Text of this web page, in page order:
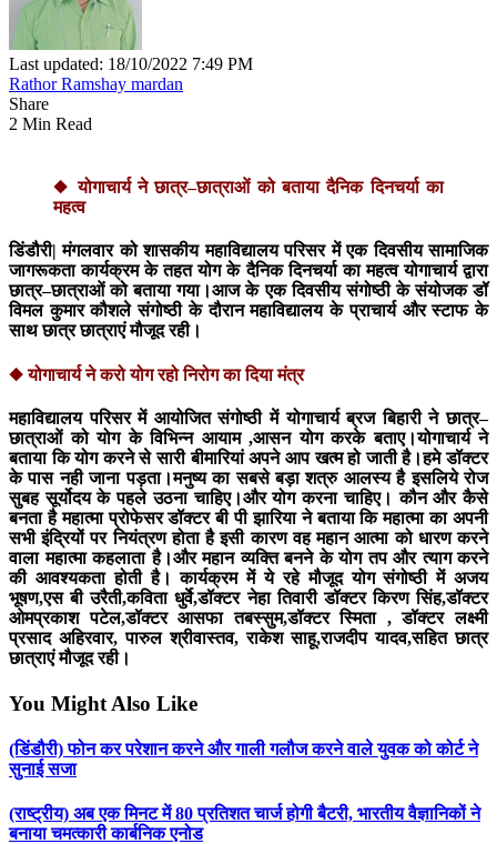
Last updated: 18/10/2022 7:49 PM
Rathor Ramshay mardan
Share
2 Min Read
◆ योगाचार्य ने छात्र–छात्राओं को बताया दैनिक दिनचर्या का
महत्व
डिंडौरी|मंगलवार को शासकीय महाविद्यालय परिसर में एक दिवसीय सामाजिक
जागरूकता कार्यक्रम के तहत योग के दैनिक दिनचर्या का महत्व योगाचार्य द्वारा
छात्र–छात्राओं को बताया गया।आज के एक दिवसीय संगोष्ठी के संयोजक डॉ
विमल कुमार कौशले संगोष्ठी के दौरान महाविद्यालय के प्राचार्य और स्टाफ के
साथ छात्र छात्राएं मौजूद रही।
◆ योगाचार्य ने करो योग रहो निरोग का दिया मंत्र
महाविद्यालय परिसर में आयोजित संगोष्ठी में योगाचार्य ब्रज बिहारी ने छात्र–
छात्राओं को योग के विभिन्न आयाम ,आसन योग करके बताए।योगाचार्य ने
बताया कि योग करने से सारी बीमारियां अपने आप खत्म हो जाती है।हमे डॉक्टर
के पास नही जाना पड़ता।मनुष्य का सबसे बड़ा शत्रु आलस्य है इसलिये रोज
सुबह सूर्योदय के पहले उठना चाहिए।और योग करना चाहिए। कौन और कैसे
बनता है महात्मा प्रोफेसर डॉक्टर बी पी झारिया ने बताया कि महात्मा का अपनी
सभी इंद्रियों पर नियंत्रण होता है इसी कारण वह महान आत्मा को धारण करने
वाला महात्मा कहलाता है।और महान व्यक्ति बनने के योग तप और त्याग करने
की आवश्यकता होती है। कार्यक्रम में ये रहे मौजूद योग संगोष्ठी में अजय
भूषण,एस बी उरैती,कविता धुर्वे,डॉक्टर नेहा तिवारी डॉक्टर किरण सिंह,डॉक्टर
ओमप्रकाश पटेल,डॉक्टर आसफा तबस्सुम,डॉक्टर स्मिता , डॉक्टर लक्ष्मी
प्रसाद अहिरवार, पारुल श्रीवास्तव, राकेश साहू,राजदीप यादव,सहित छात्र
छात्राएं मौजूद रही।
You Might Also Like
(डिंडौरी) फोन कर परेशान करने और गाली गलौज करने वाले युवक को कोर्ट ने
सुनाई सजा
(राष्ट्रीय) अब एक मिनट में 80 प्रतिशत चार्ज होगी बैटरी, भारतीय वैज्ञानिकों ने
बनाया चमत्कारी कार्बनिक एनोड